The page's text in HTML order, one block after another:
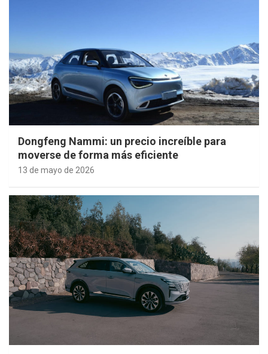
Dongfeng Nammi: un precio increíble para
moverse de forma más eficiente
13 de mayo de 2026